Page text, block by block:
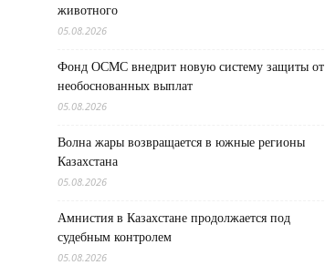
животного
05.08.2026
Фонд ОСМС внедрит новую систему защиты от
необоснованных выплат
05.08.2026
Волна жары возвращается в южные регионы
Казахстана
05.08.2026
Амнистия в Казахстане продолжается под
судебным контролем
05.08.2026